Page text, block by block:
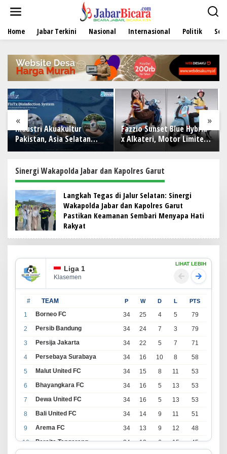
t
Home Jabar Terkini Nasional Internasional Politik
« »
Akuakultur
Asia Selatan
Timur Tengah
dari Indonesia
Fazzio Sunset Blue Hybrid
x Alkateri, Motor Limited
Edition Buat Nyempurnain
2026
Sinergi Wakapolda Jabar dan Kapolres Garut
Langkah Tegas di Jalur Selatan: Sinergi
Wakapolda Jabar dan Kapolres Garut
Pastikan Keamanan Sembari Menyapa Hati
Rakyat
Liga 1
Klasemen
LIHAT LEBIH
# TEAM P W D L PTS
1 Borneo FC 34 25 4 5
79
2
Persib Bandung 34 24 7 3
79
3
Persija Jakarta 34 22 5 7
71
4
Persebaya Surabaya 34 16 10 8
58
5
Malut United FC 34 15 8 11
53
6
Bhayangkara FC 34 16 5 13
53
7
Dewa United FC 34 16 5 13
53
8
Bali United FC 34 14 9 11
51
9
Arema FC 34 13 9 12
48
10
Persita Tangerang 34 13 6 15
45